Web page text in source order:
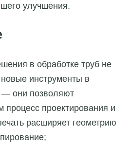
улучшения.
в обработке труб не
инструменты в
— они позволяют
процесс проектирования и
расширяет геометрию